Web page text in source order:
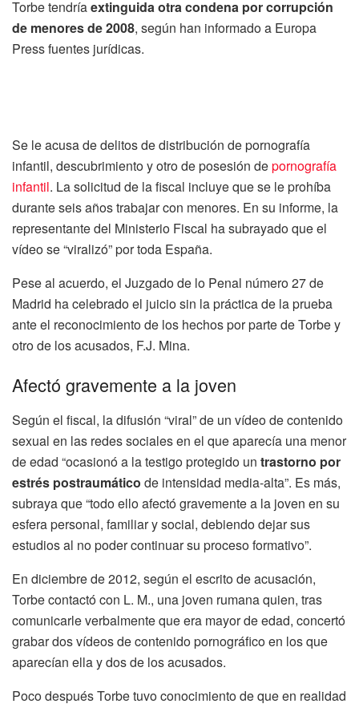
Torbe tendríaextinguida otra condena por corrupción
de menores de 2008, según han informado a Europa
Press fuentes jurídicas.
Se le acusa de delitos de distribución de pornografía
infantil, descubrimiento y otro de posesión depornografía
infantil. La solicitud de la fiscal incluye que se le prohíba
durante seis años trabajar con menores. En su informe, la
representante del Ministerio Fiscal ha subrayado que el
vídeo se “viralizó” por toda España.
Pese al acuerdo, el Juzgado de lo Penal número 27 de
Madrid ha celebrado el juicio sin la práctica de la prueba
ante el reconocimiento de los hechos por parte de Torbe y
otro de los acusados, F.J. Mina.
Afectó gravemente a la joven
Según el fiscal, la difusión “viral” de un vídeo de contenido
sexual en las redes sociales en el que aparecía una menor
de edad “ocasionó a la testigo protegido un trastorno por
estrés postraumático de intensidad media-alta”. Es más,
subraya que “todo ello afectó gravemente a la joven en su
esfera personal, familiar y social, debiendo dejar sus
estudios al no poder continuar su proceso formativo”.
En diciembre de 2012, según el escrito de acusación,
Torbe contactó con L. M., una joven rumana quien, tras
comunicarle verbalmente que era mayor de edad, concertó
grabar dos vídeos de contenido pornográfico en los que
aparecían ella y dos de los acusados.
Poco después Torbe tuvo conocimiento de que en realidad